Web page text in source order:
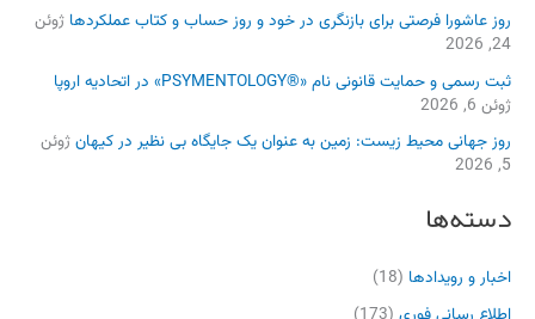
روز عاشورا فرصتی برای بازنگری در خود و روز حساب و کتاب عملکردها ژوئن
24, 2026
ثبت رسمی و حمایت قانونی نام «®PSYMENTOLOGY» در اتحادیه اروپا
ژوئن 6, 2026
روز جهانی محیط زیست: زمین به عنوان یک جایگاه بی نظیر در کیهانژوئن
5, 2026
دسته‌ها
اخبار و رویدادها (18)